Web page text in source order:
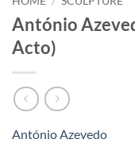
António
Acto)
António Azevedo